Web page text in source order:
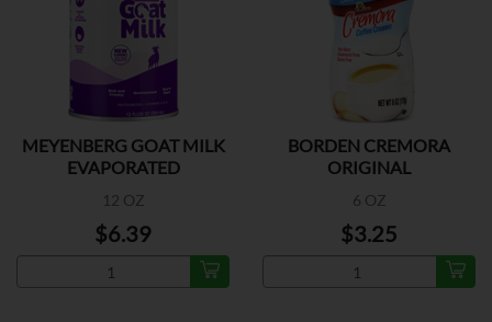
MEYENBERG GOAT MILK
EVAPORATED
12 OZ
$6.39
BORDEN CREMORA
ORIGINAL
6 OZ
$3.25